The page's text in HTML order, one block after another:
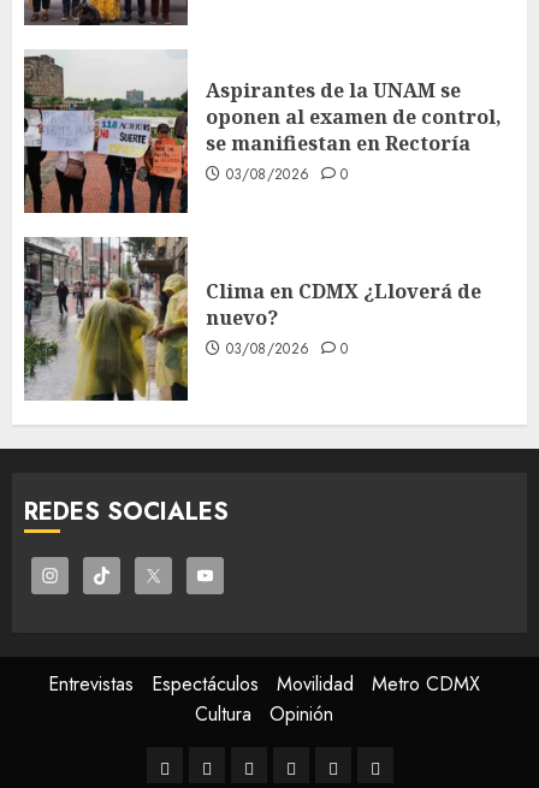
Aspirantes de la UNAM se
oponen al examen de control,
se manifiestan en Rectoría
03/08/2026 0
Clima en CDMX ¿Lloverá de
nuevo?
03/08/2026 0
REDES SOCIALES
Entrevistas Espectáculos Movilidad
Metro CDMX
Cultura
Opinión
Entrevistas
Espectáculos
Movilidad
MetroCulturaOpinión